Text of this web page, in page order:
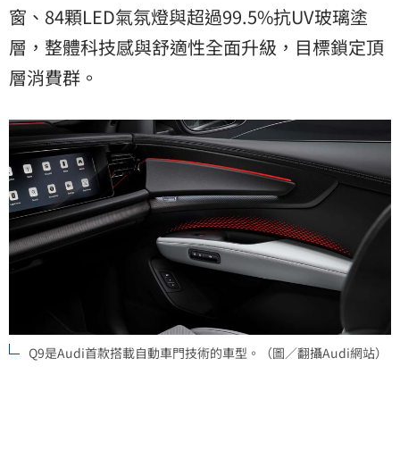
窗、84顆LED氣氛燈與超過99.5%抗UV玻璃塗
層，整體科技感與舒適性全面升級，目標鎖定頂
層消費群。
Q9是Audi首款搭載自動車門技術的車型。（圖／翻攝Audi網站）